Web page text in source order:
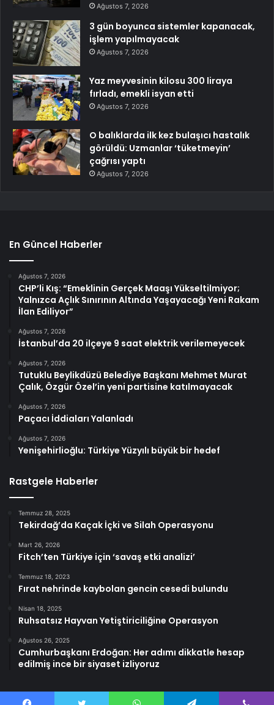
Ağustos 7, 2026
3 gün boyunca sistemler kapanacak,
işlem yapılmayacak
Ağustos 7, 2026
Yaz meyvesinin kilosu 300 liraya
fırladı, emekli isyan etti
Ağustos 7, 2026
O balıklarda ilk kez bulaşıcı hastalık
görüldü: Uzmanlar ‘tüketmeyin’
çağrısı yaptı
Ağustos 7, 2026
En Güncel Haberler
Ağustos 7, 2026
CHP’li Kış: “Emeklinin Gerçek Maaşı Yükseltilmiyor;
Yalnızca Açlık Sınırının Altında Yaşayacağı Yeni Rakam
İlan Ediliyor”
Ağustos 7, 2026
İstanbul’da 20 ilçeye 9 saat elektrik verilemeyecek
Ağustos 7, 2026
Tutuklu Beylikdüzü Belediye Başkanı Mehmet Murat
Çalık, Özgür Özel’in yeni partisine katılmayacak
Ağustos 7, 2026
Paçacı İddiaları Yalanladı
Ağustos 7, 2026
Yenişehirlioğlu: Türkiye Yüzyılı büyük bir hedef
Rastgele Haberler
Temmuz 28, 2025
Tekirdağ’da Kaçak İçki ve Silah Operasyonu
Mart 26, 2026
Fitch’ten Türkiye için ‘savaş etki analizi’
Temmuz 18, 2023
Fırat nehrinde kaybolan gencin cesedi bulundu
Nisan 18, 2025
Ruhsatsız Hayvan Yetiştiriciliğine Operasyon
Ağustos 26, 2025
Cumhurbaşkanı Erdoğan: Her adımı dikkatle hesap
edilmiş ince bir siyaset izliyoruz